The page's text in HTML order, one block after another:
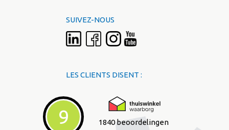
SUIVEZ-NOUS
LES CLIENTS DISENT :
9 1840 beoordelingen